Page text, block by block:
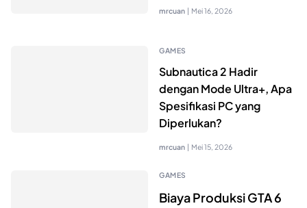
mrcuan | Mei 16, 2026
GAMES
Subnautica 2 Hadir
dengan Mode Ultra+, Apa
Spesifikasi PC yang
Diperlukan?
mrcuan | Mei 15, 2026
GAMES
Biaya Produksi GTA 6